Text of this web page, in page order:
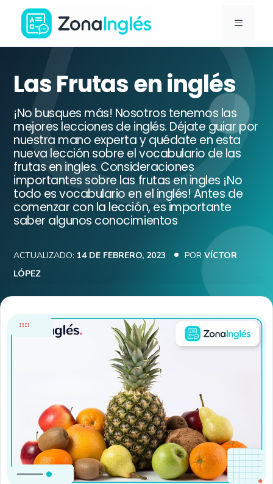
Saltar
contenido
Ir
la
portada
de
ZonaInglés
MENÚ
Las Frutas en inglés
¡No busques más! Nosotros tenemos las
mejores lecciones de inglés. Déjate guiar por
nuestra mano experta y quédate en esta
nueva lección sobre el vocabulario de las
frutas en ingles. Consideraciones
importantes sobre las frutas en ingles ¡No
todo es vocabulario en el inglés! Antes de
comenzar con la lección, es importante
saber algunos conocimientos
ACTUALIZADO: 14 DE FEBRERO, 2023 PORVÍCTOR
LÓPEZ